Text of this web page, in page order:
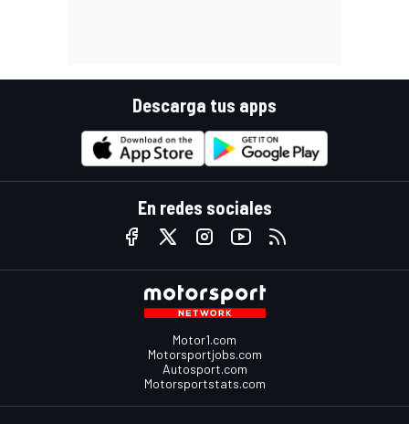
Descarga tus apps
En redes sociales
Motor1.com
Motorsportjobs.com
Autosport.com
Motorsportstats.com